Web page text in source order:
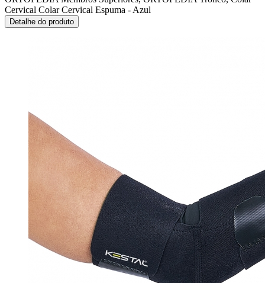
Cervical Colar Cervical Espuma - Azul
Detalhe do produto